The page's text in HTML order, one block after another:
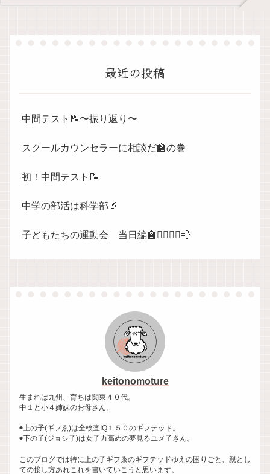
最近の投稿
中間テスト📝〜振り返り〜
スクールカウンセラーに相談だ🏫の巻
初！中間テスト📝
中学の部活は科学部🔬
子どもたちの運動会 当日編🏫🏃‍♀️🏃‍♀️💨
keitonomoture
生まれは九州、育ちは関東４０代。
中１と小４姉妹のお母さん。
◉上の子(ギフゑ)は全検査IQ１５０のギフテッド。
◉下の子(ジョシ子)は女子力高めの夢見るユメ子さん。
このブログでは特に上の子ギフゑのギフテッドゆえの困りごと、親とし
ての接し方あれこれを書いていこうと思います。